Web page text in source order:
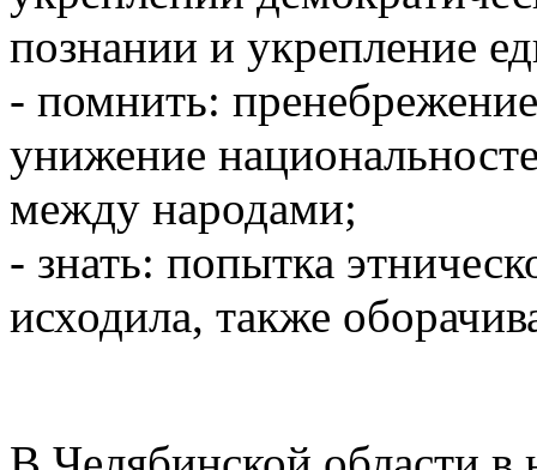
познании и укрепление
- помнить:
унижение
между народами;
- знать: попытка
исходила, также